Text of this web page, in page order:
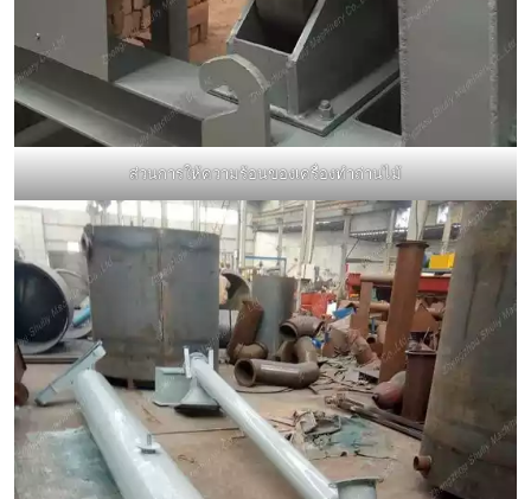
ส่วนการให้ความร้อนของเครื่องทำถ่านไม้